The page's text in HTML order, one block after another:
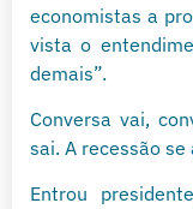
economistas a
vista o
demais”.
Conversa vai,
sai. A recessão se
Entrou